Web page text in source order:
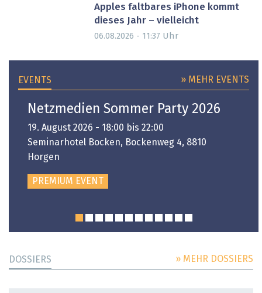
Apples faltbares iPhone kommt
dieses Jahr – vielleicht
06.08.2026 - 11:37 Uhr
EVENTS » MEHR EVENTS
Netzmedien Sommer Party 2026
19. August 2026 - 18:00 bis 22:00
Seminarhotel Bocken, Bockenweg 4, 8810
Horgen
PREMIUM EVENT
DOSSIERS » MEHR DOSSIERS